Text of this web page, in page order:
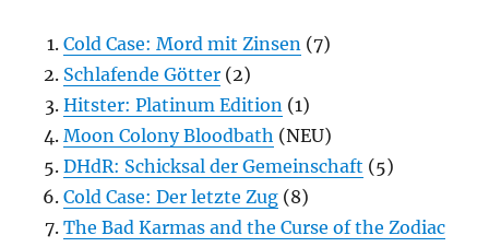
Cold Case: Mord mit Zinsen (7)
Schlafende Götter (2)
Hitster: Platinum Edition (1)
Moon Colony Bloodbath (NEU)
DHdR: Schicksal der Gemeinschaft (5)
Cold Case: Der letzte Zug (8)
The Bad Karmas and the Curse of the Zodiac